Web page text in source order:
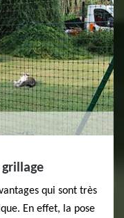
qui sont très
En effet, la pose